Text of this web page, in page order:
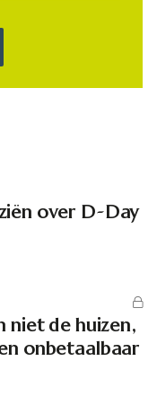
over D-Day
niet de huizen,
onbetaalbaar